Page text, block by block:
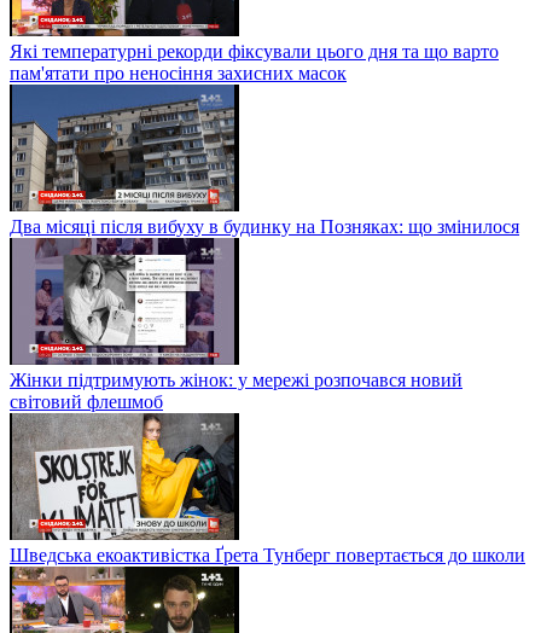
Які температурні рекорди фіксували цього дня та що варто
пам'ятати про неносіння захисних масок
Два місяці після вибуху в будинку на Позняках: що змінилося
Жінки підтримують жінок: у мережі розпочався новий
світовий флешмоб
Шведська екоактивістка Ґрета Тунберг повертається до школи